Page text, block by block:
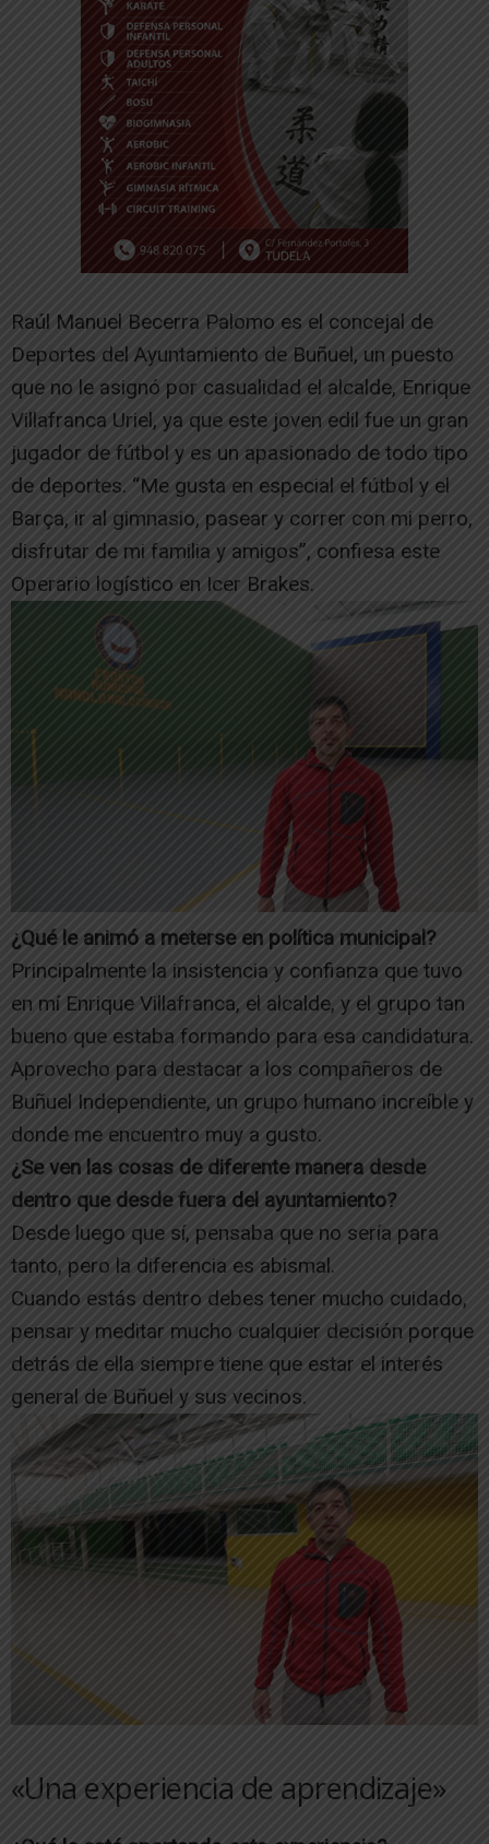
Raúl Manuel Becerra Palomo es el concejal de
Deportes del Ayuntamiento de Buñuel, un puesto
que no le asignó por casualidad el alcalde, Enrique
Villafranca Uriel, ya que este joven edil fue un gran
jugador de fútbol y es un apasionado de todo tipo
de deportes. “Me gusta en especial el fútbol y el
Barça, ir al gimnasio, pasear y correr con mi perro,
disfrutar de mi familia y amigos”, confiesa este
Operario logístico en Icer Brakes.
¿Qué le animó a meterse en política municipal?
Principalmente la insistencia y confianza que tuvo
en mí Enrique Villafranca, el alcalde, y el grupo tan
bueno que estaba formando para esa candidatura.
Aprovecho para destacar a los compañeros de
Buñuel Independiente, un grupo humano increíble y
donde me encuentro muy a gusto.
¿Se ven las cosas de diferente manera desde
dentro que desde fuera del ayuntamiento?
Desde luego que sí, pensaba que no sería para
tanto, pero la diferencia es abismal.
Cuando estás dentro debes tener mucho cuidado,
pensar y meditar mucho cualquier decisión porque
detrás de ella siempre tiene que estar el interés
general de Buñuel y sus vecinos.
«Una experiencia de aprendizaje»